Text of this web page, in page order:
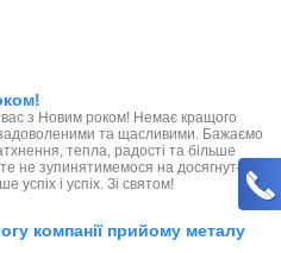
вас з Новим роком! Немає кращого
та щасливими. Бажаємо
тепла, радості та більше
не зупинятимемося на досягнутому,
успіх і успіх. Зі святом!
компанії прийому металу